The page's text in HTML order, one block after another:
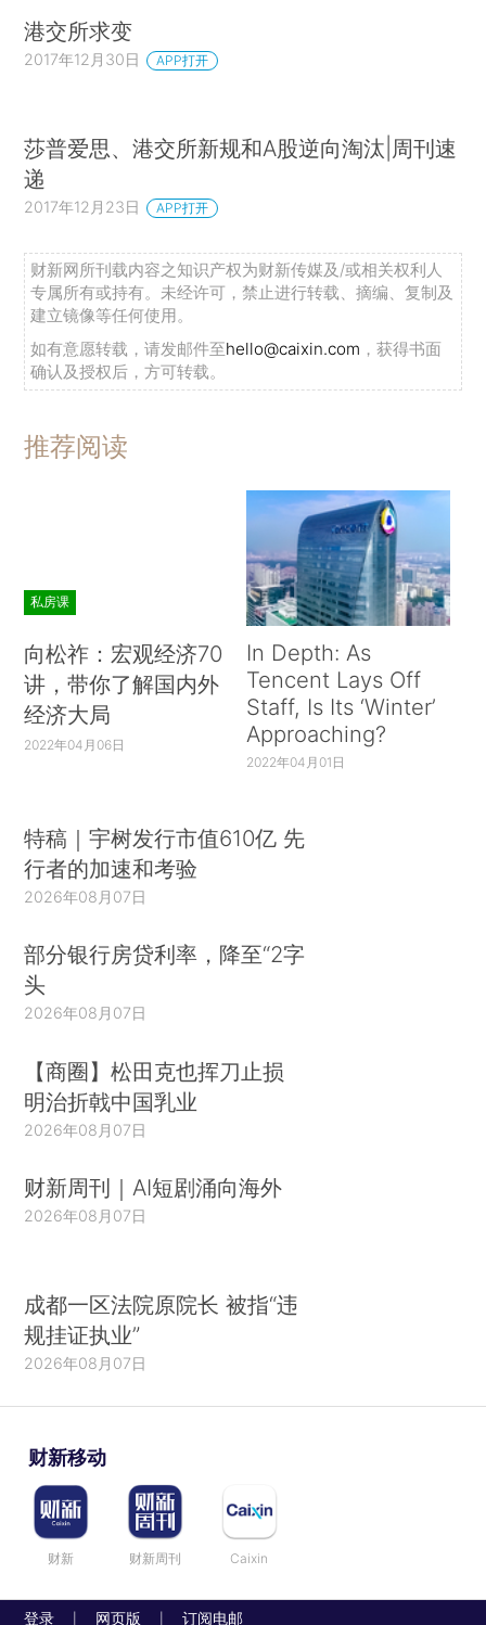
港交所求变
2017年12月30日 APP打开
莎普爱思、港交所新规和A股逆向淘汰|周刊速
递
2017年12月23日 APP打开
财新网所刊载内容之知识产权为财新传媒及/或相关权利人
专属所有或持有。未经许可，禁止进行转载、摘编、复制及
建立镜像等任何使用。
如有意愿转载，请发邮件至hello@caixin.com ，获得书面
确认及授权后，方可转载。
推荐阅读
私房课
向松祚：宏观经济70
讲，带你了解国内外
经济大局
2022年04月06日
In Depth: As
Tencent Lays Off
Staff, Is Its ‘Winter’
Approaching?
2022年04月01日
特稿｜宇树发行市值610亿 先
行者的加速和考验
2026年08月07日
部分银行房贷利率，降至“2字
头
2026年08月07日
【商圈】松田克也挥刀止损
明治折戟中国乳业
2026年08月07日
财新周刊｜AI短剧涌向海外
2026年08月07日
成都一区法院原院长 被指“违
规挂证执业”
2026年08月07日
财新移动
财新 财新周刊 Caixin
登录 网页版 订阅电邮